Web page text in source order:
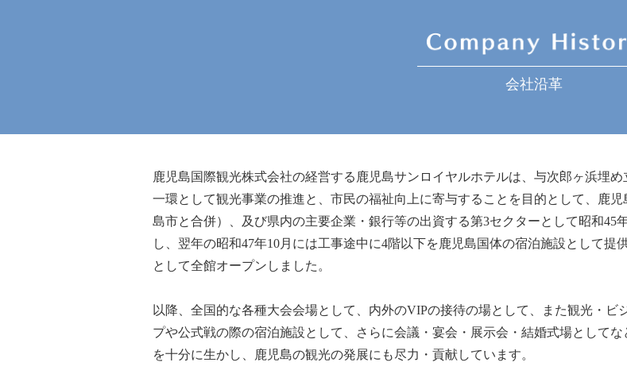
会社沿革
鹿児島国際観光株式会社の経営する鹿児島サンロイヤルホテルは、与次郎ヶ浜埋
一環として観光事業の推進と、市民の福祉向上に寄与することを目的として、鹿
島市と合併）、及び県内の主要企業・銀行等の出資する第3セクターとして昭和45
し、翌年の昭和47年10月には工事途中に4階以下を鹿児島国体の宿泊施設として提
として全館オープンしました。
以降、全国的な各種大会会場として、内外のVIPの接待の場として、また観光・
プや公式戦の際の宿泊施設として、さらに会議・宴会・展示会・結婚式場として
を十分に生かし、鹿児島の観光の発展にも尽力・貢献しています。